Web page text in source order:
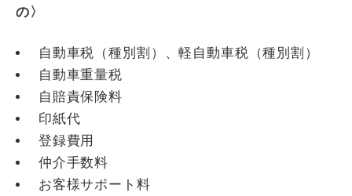
の〉
自動車税（種別割）、軽自動車税（種別割）
自動車重量税
自賠責保険料
印紙代
登録費用
仲介手数料
お客様サポート料